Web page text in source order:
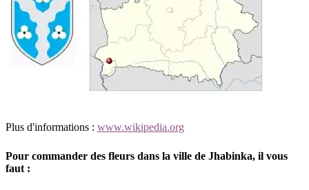
Plus d'informations : www.wikipedia.org
Pour commander des fleurs dans la ville de Jhabinka, il vous
faut :